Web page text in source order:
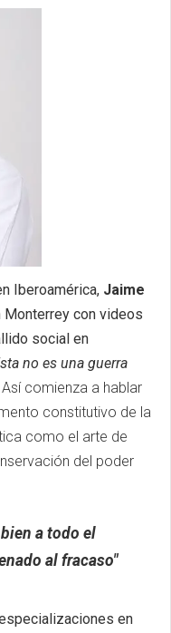
Iberoamérica, Jaime
con videos
social en
no es una guerra
Así comienza a hablar
constitutivo de la
como el arte de
del poder
a todo el
al fracaso"
en